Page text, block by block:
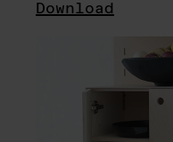
Download